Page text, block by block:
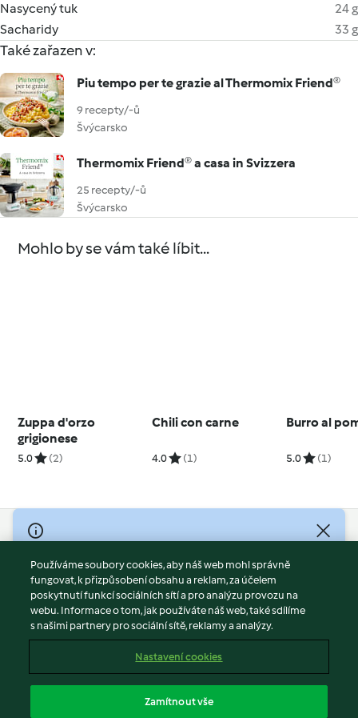
Nasycený tuk
24 g
Sacharidy
33 g
Také zařazen v:
Piu tempo per te grazie al Thermomix Friend®
9 recepty/-ů
Švýcarsko
Thermomix Friend® a casa in Svizzera
25 recepty/-ů
Švýcarsko
Mohlo by se vám také líbit...
Zuppa d'orzo
grigionese
5.0 (2)
Chili con carne
4.0 (1)
Burro al
5.0 (1)
© Copyright 2026
Podmínky užívání
Zásady ochrany osobních údajů
Vyloučení odpovědnosti
Tiráž
Obsah zprávy
Prohlášení o přístupnosti
Používáme soubory cookies, aby náš web mohl správně
fungovat, k přizpůsobení obsahu a reklam, za účelem
poskytnutí funkcí sociálních sítí a pro analýzu provozu na
webu. Informace o tom, jak používáte náš web, také sdílíme
s našimi partnery pro sociální sítě, reklamy a analýzy.
Nastavení cookies
Zamítnout vše